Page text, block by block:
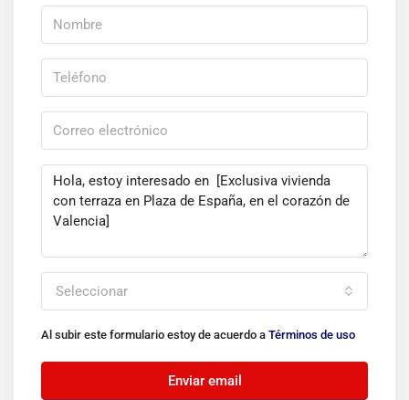
Seleccionar
Al subir este formulario estoy de acuerdo a Términos de uso
Enviar email